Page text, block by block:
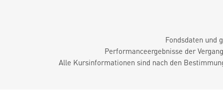
Fondsdaten und
Performanceergebnisse der
Alle Kursinformationen sind nach den